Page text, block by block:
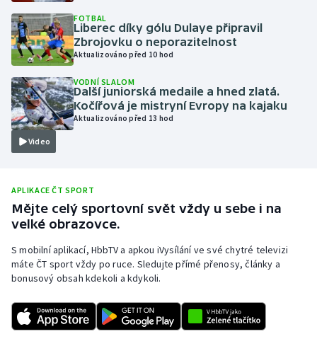
Motorsport
Olympijské hry
Parasport
Plavání
Ragby
Rychlobruslení
Rychlostní kanoistika
Sportovní střelba
FOTBAL
Liberec díky gólu Dulaye připravil
Zbrojovku o neporazitelnost
Aktualizováno před 10 hod
Video
VODNÍ SLALOM
Další juniorská medaile a hned zlatá.
Kočířová je mistryní Evropy na kajaku
Aktualizováno před 13 hod
APLIKACE ČT SPORT
Mějte celý sportovní svět vždy u sebe i na
velké obrazovce.
S mobilní aplikací, HbbTV a apkou iVysílání ve své chytré televizi
máte ČT sport vždy po ruce. Sledujte přímé přenosy, články a
bonusový obsah kdekoli a kdykoli.